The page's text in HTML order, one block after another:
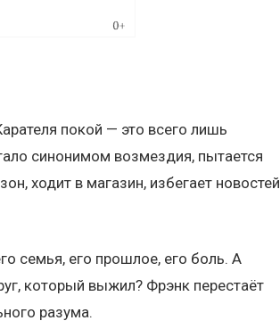
покой — это всего лишь
синонимом возмездия, пытается
ходит в магазин, избегает новостей
семья, его прошлое, его боль. А
который выжил? Фрэнк перестаёт
разума.